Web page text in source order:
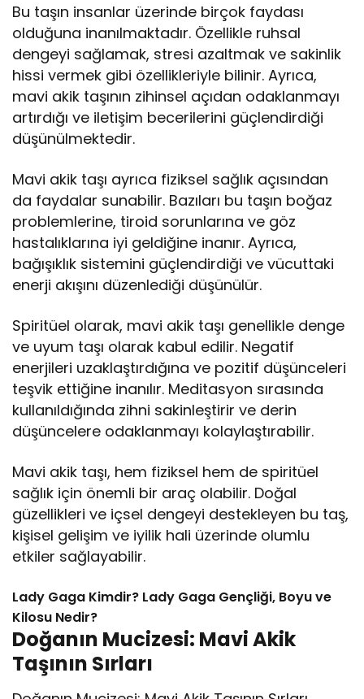
Bu taşın insanlar üzerinde birçok faydası
olduğuna inanılmaktadır. Özellikle ruhsal
dengeyi sağlamak, stresi azaltmak ve sakinlik
hissi vermek gibi özellikleriyle bilinir. Ayrıca,
mavi akik taşının zihinsel açıdan odaklanmayı
artırdığı ve iletişim becerilerini güçlendirdiği
düşünülmektedir.
Mavi akik taşı ayrıca fiziksel sağlık açısından
da faydalar sunabilir. Bazıları bu taşın boğaz
problemlerine, tiroid sorunlarına ve göz
hastalıklarına iyi geldiğine inanır. Ayrıca,
bağışıklık sistemini güçlendirdiği ve vücuttaki
enerji akışını düzenlediği düşünülür.
Spiritüel olarak, mavi akik taşı genellikle denge
ve uyum taşı olarak kabul edilir. Negatif
enerjileri uzaklaştırdığına ve pozitif düşünceleri
teşvik ettiğine inanılır. Meditasyon sırasında
kullanıldığında zihni sakinleştirir ve derin
düşüncelere odaklanmayı kolaylaştırabilir.
Mavi akik taşı, hem fiziksel hem de spiritüel
sağlık için önemli bir araç olabilir. Doğal
güzellikleri ve içsel dengeyi destekleyen bu taş,
kişisel gelişim ve iyilik hali üzerinde olumlu
etkiler sağlayabilir.
Lady Gaga Kimdir? Lady Gaga Gençliği, Boyu ve
Kilosu Nedir?
Doğanın Mucizesi: Mavi Akik
Taşının Sırları